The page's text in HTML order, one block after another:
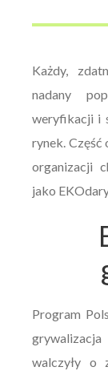
Każdy,
nadany
weryfikacji i
rynek. Część
organizacji
jako
Program
walczyły o